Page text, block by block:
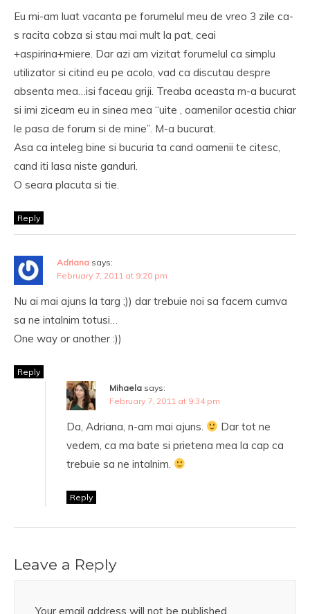
Eu mi-am luat vacanta pe forumelul meu de vreo 3 zile ca-
s racita cobza si stau mai mult la pat, ceai
+aspirina+miere. Dar azi am vizitat forumelul ca simplu
utilizator si citind eu pe acolo, vad ca discutau despre
absenta mea…isi faceau griji. Treaba aceasta m-a bucurat
si imi ziceam eu in sinea mea “uite , oamenilor acestia chiar
le pasa de forum si de mine”. M-a bucurat.
Asa ca inteleg bine si bucuria ta cand oamenii te citesc,
cand iti lasa niste ganduri.
O seara placuta si tie.
Reply
Adriana says:
February 7, 2011 at 9:20 pm
Nu ai mai ajuns la targ ;)) dar trebuie noi sa facem cumva
sa ne intalnim totusi…
One way or another :))
Reply
Mihaela says:
February 7, 2011 at 9:34 pm
Da, Adriana, n-am mai ajuns.
Dar tot ne
vedem, ca ma bate si prietena mea la cap ca
trebuie sa ne intalnim.
Reply
Leave a Reply
Your email address will not be published.